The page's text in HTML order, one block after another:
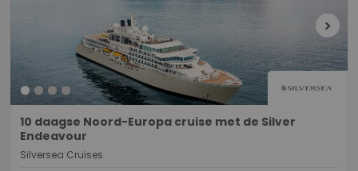
chevron_right
10 daagse Noord-Europa cruise met de Silver
Endeavour
Silversea Cruises